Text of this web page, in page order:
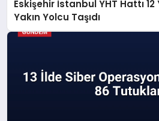
Eskişehir İstanbul YHT Hattı 12
Yakın Yolcu Taşıdı